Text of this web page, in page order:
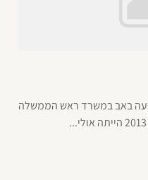
באב במשרד ראש הממשלה